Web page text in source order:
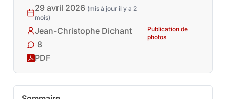
29 avril 2026 (mis à jour il y a 2
mois)
Jean-Christophe Dichant
8
PDF
Publication de
photos